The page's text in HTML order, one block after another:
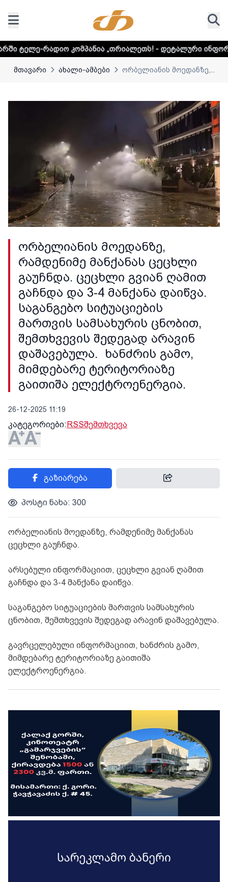
კომპანია „თრიალეთს! - დეტალური ინფორმაციისთვის
მთავარი ახალი-ამბები ორბელიანის მოედანზე,...
ორბელიანის მოედანზე,
რამდენიმე მანქანას ცეცხლი
გაუჩნდა. ცეცხლი გვიან ღამით
გაჩნდა და 3-4 მანქანა დაიწვა.
საგანგებო სიტუაციების
მართვის სამსახურის ცნობით,
შემთხვევის შედეგად არავინ
დაშავებულა. ხანძრის გამო,
მიმდებარე ტერიტორიაზე
გაითიშა ელექტროენერგია.
26-12-2025 11:19
კატეგორიები: RSSშემთხვევა
გაზიარება
პოსტი ნახა: 300
ორბელიანის მოედანზე, რამდენიმე მანქანას
ცეცხლი გაუჩნდა.
არსებული ინფორმაციით, ცეცხლი გვიან ღამით
გაჩნდა და 3-4 მანქანა დაიწვა.
საგანგებო სიტუაციების მართვის სამსახურის
ცნობით, შემთხვევის შედეგად არავინ დაშავებულა.
გავრცელებული ინფორმაციით, ხანძრის გამო,
მიმდებარე ტერიტორიაზე გაითიშა
ელექტროენერგია.